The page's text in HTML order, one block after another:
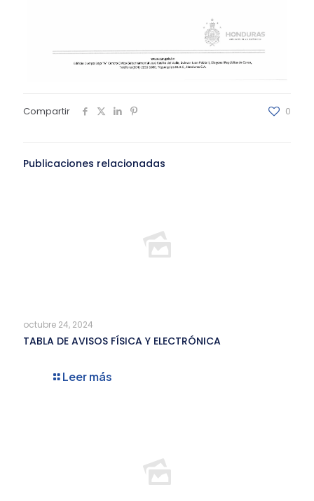
Compartir 0
Publicaciones relacionadas
octubre 24, 2024
TABLA DE AVISOS FÍSICA Y ELECTRÓNICA
Leer más